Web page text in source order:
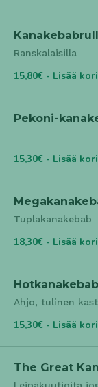
Ranskalaisilla
15,80€ - Lisää
Pekoni-
15,30€ - Lisää
Tuplakanakebab
18,30€ - Lisää
Ahjo, tulinen
15,30€ - Lisää
The Great